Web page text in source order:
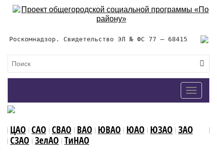
Роскомнадзор. Свидетельство ЭЛ № ФС 77 – 68415
Toggle
ЦАО САО СВАО ВАО ЮВАО ЮАО ЮЗАО ЗАО
СЗАО ЗелАО ТиНАО